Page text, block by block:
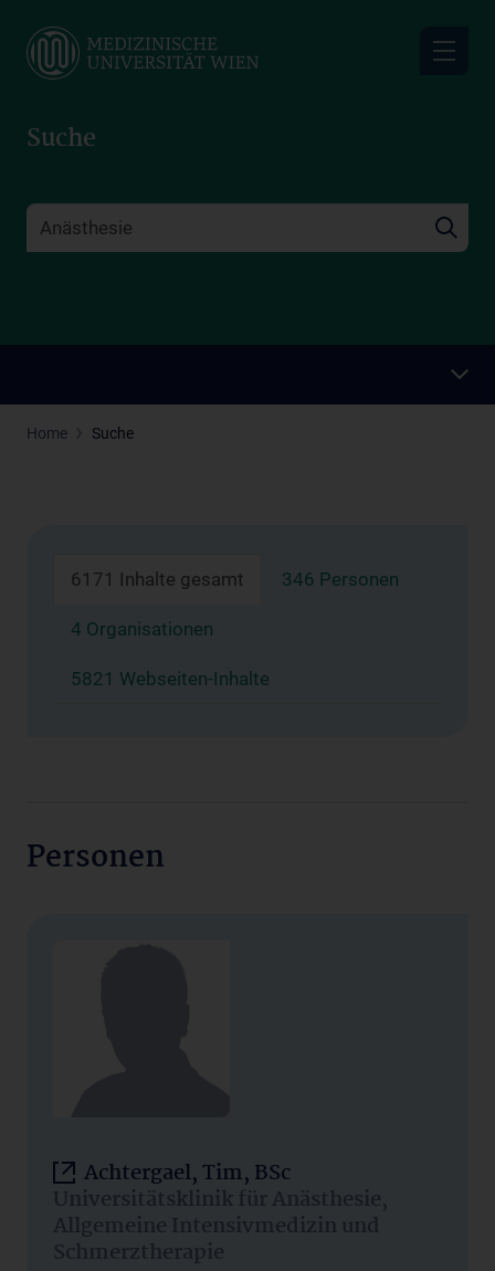
main
Suche
Home Suche
6171 Inhalte gesamt 346 Personen
4 Organisationen
5821 Webseiten-Inhalte
Personen
Achtergael, Tim, BSc
Universitätsklinik für Anästhesie,
Allgemeine Intensivmedizin und
Schmerztherapie